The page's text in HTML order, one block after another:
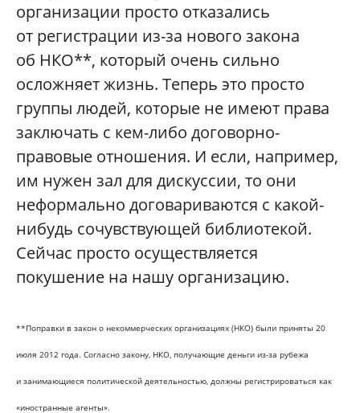
организации просто отказались
от регистрации из-за нового закона
об НКО**, который очень сильно
осложняет жизнь. Теперь это просто
группы людей, которые не имеют права
заключать с кем-либо договорно-
правовые отношения. И если, например,
им нужен зал для дискуссии, то они
неформально договариваются с какой-
нибудь сочувствующей библиотекой.
Сейчас просто осуществляется
покушение на нашу организацию.
**Поправки в закон о некоммерческих организациях (НКО) были приняты 20
июля 2012 года. Согласно закону, НКО, получающие деньги из-за рубежа
и занимающиеся политической деятельностью, должны регистрироваться как
«иностранные агенты».